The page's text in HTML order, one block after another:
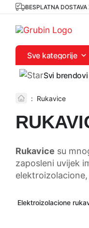
BESPLATNA
Sve kategorije
Svi brendovi
: Rukavice
Rukavice su
zaposleni uvijek
Elektroizolacione